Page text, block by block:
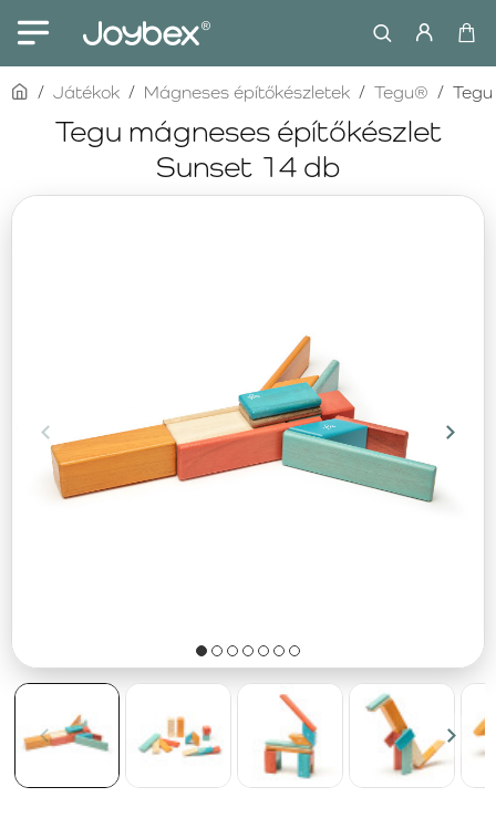
Tegu mágneses építőkészlet
Sunset 14 db
homeJátékok Mágneses építőkészletek Tegu®